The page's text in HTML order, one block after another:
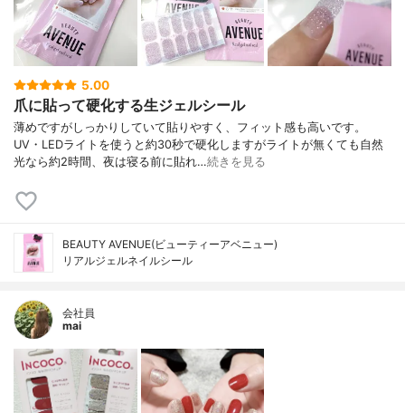
5.00
爪に貼って硬化する生ジェルシール
薄めですがしっかりしていて貼りやすく、フィット感も高いです。
UV・LEDライトを使うと約30秒で硬化しますがライトが無くても自然
光なら約2時間、夜は寝る前に貼れ…続きを見る
BEAUTY AVENUE(ビューティーアベニュー)
リアルジェルネイルシール
会社員
mai